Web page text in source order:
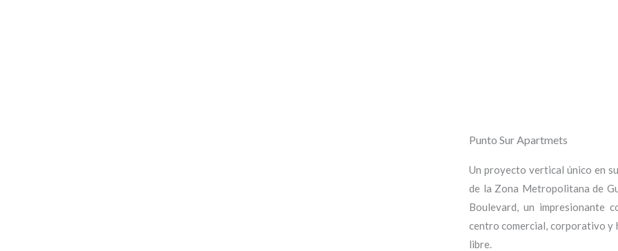
Punto Sur Apartmets
Un proyecto vertical único en
de la Zona Metropolitana de
Boulevard, un impresionante
centro comercial, corporativo y
libre.